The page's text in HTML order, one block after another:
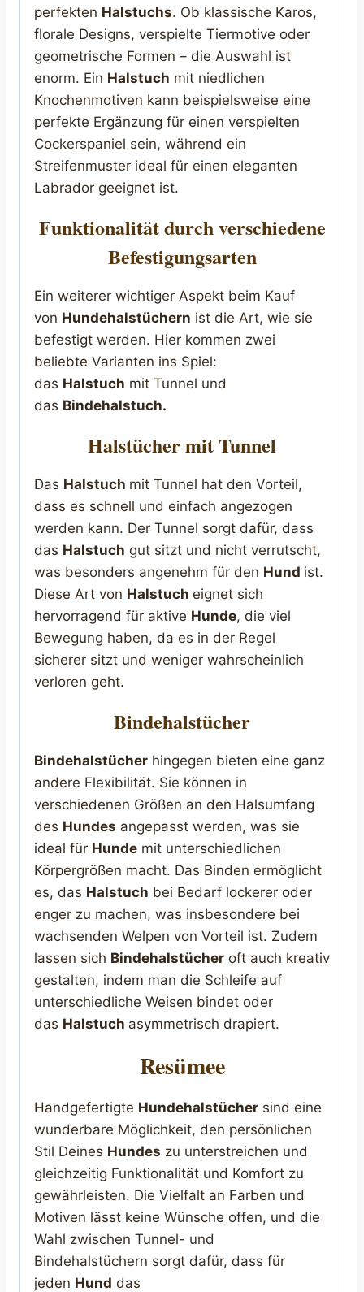
perfekten Halstuchs. Ob klassische Karos,
florale Designs, verspielte Tiermotive oder
geometrische Formen – die Auswahl ist
enorm. Ein Halstuch mit niedlichen
Knochenmotiven kann beispielsweise eine
perfekte Ergänzung für einen verspielten
Cockerspaniel sein, während ein
Streifenmuster ideal für einen eleganten
Labrador geeignet ist.
Funktionalität durch verschiedene
Befestigungsarten
Ein weiterer wichtiger Aspekt beim Kauf
von Hundehalstüchern ist die Art, wie sie
befestigt werden. Hier kommen zwei
beliebte Varianten ins Spiel:
das Halstuch mit Tunnel und
das Bindehalstuch.
Halstücher mit Tunnel
Das Halstuch mit Tunnel hat den Vorteil,
dass es schnell und einfach angezogen
werden kann. Der Tunnel sorgt dafür, dass
das Halstuch gut sitzt und nicht verrutscht,
was besonders angenehm für den Hund ist.
Diese Art von Halstuch eignet sich
hervorragend für aktive Hunde, die viel
Bewegung haben, da es in der Regel
sicherer sitzt und weniger wahrscheinlich
verloren geht.
Bindehalstücher
Bindehalstücher hingegen bieten eine ganz
andere Flexibilität. Sie können in
verschiedenen Größen an den Halsumfang
des Hundes angepasst werden, was sie
ideal für Hunde mit unterschiedlichen
Körpergrößen macht. Das Binden ermöglicht
es, das Halstuch bei Bedarf lockerer oder
enger zu machen, was insbesondere bei
wachsenden Welpen von Vorteil ist. Zudem
lassen sich Bindehalstücher oft auch kreativ
gestalten, indem man die Schleife auf
unterschiedliche Weisen bindet oder
das Halstuch asymmetrisch drapiert.
Resümee
Handgefertigte Hundehalstücher sind eine
wunderbare Möglichkeit, den persönlichen
Stil Deines Hundes zu unterstreichen und
gleichzeitig Funktionalität und Komfort zu
gewährleisten. Die Vielfalt an Farben und
Motiven lässt keine Wünsche offen, und die
Wahl zwischen Tunnel- und
Bindehalstüchern sorgt dafür, dass für
jeden Hund das